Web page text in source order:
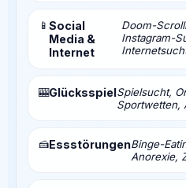
📱 Social
Media &
Internet
Doom-
Instagram-
🎰GlücksspielSpielsucht,
Sportwetten,
🍰EssstörungenBinge-
Anorexie,